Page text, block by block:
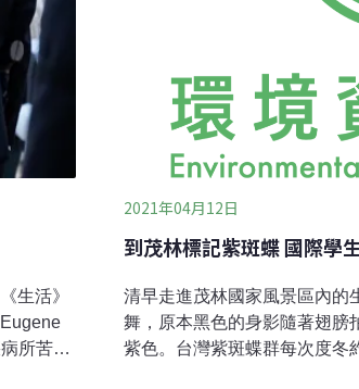
生活》
所苦的
2021年04月12日
到茂林標記紫斑蝶 國際學
清早走進茂林國家風景區內的
舞，原本黑色的身影隨著翅膀
紫色。台灣紫斑蝶群每次度冬